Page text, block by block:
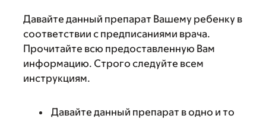
Давайте данный препарат Вашему ребенку в
соответствии с предписаниями врача.
Прочитайте всю предоставленную Вам
информацию. Строго следуйте всем
инструкциям.
Давайте данный препарат в одно и то